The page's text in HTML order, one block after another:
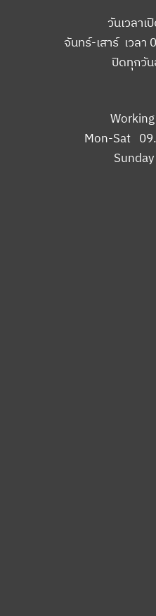
วันเวลาเ
จันทร์-เสาร์ เวลา
ปิดทุกวั
Mon-Sat